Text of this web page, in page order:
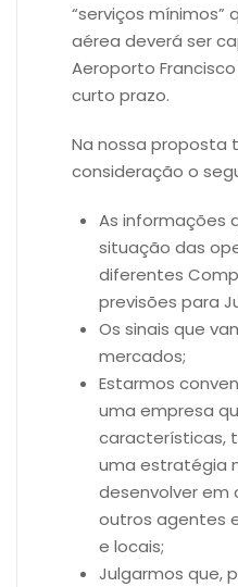
“serviços mínimos”
aérea deverá ser
Aeroporto
curto prazo.
Na nossa proposta
consideração o
As informações
situação das
diferentes
previsões para
Os sinais que
mercados;
Estarmos
uma empresa
características,
uma estratégia
desenvolver em
outros agentes
e locais;
Julgarmos que,